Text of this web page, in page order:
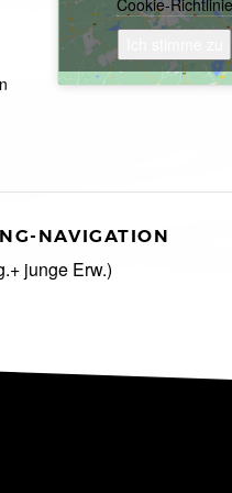
Cookie-Richtlinie
NAVIGATION
junge Erw.)